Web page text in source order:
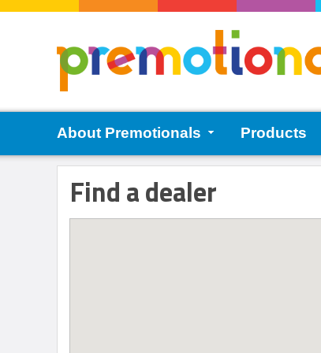
About Premotionals Products
Find a dealer